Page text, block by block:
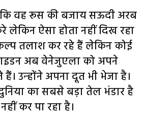
कि वह रूस की बजाय सऊदी अरब
ऐसा होता नहीं दिख रहा
तलाश कर रहे हैं लेकिन कोई
अब वेनेजुएला को अपने
उन्‍होंने अपना दूत भी भेजा है।
का सबसे बड़ा तेल भंडार है
कर पा रहा है।